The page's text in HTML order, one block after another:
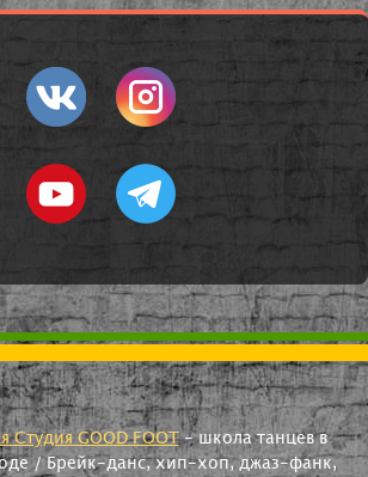
Студия GOOD FOOT- школа танцев в
/ Брейк-данс, хип-хоп, джаз-фанк,